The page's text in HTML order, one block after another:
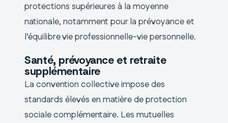
protections supérieures à la moyenne
nationale, notamment pour la prévoyance et
l’équilibre vie professionnelle-vie personnelle.
Santé, prévoyance et retraite
supplémentaire
La convention collective impose des
standards élevés en matière de protection
sociale complémentaire. Les mutuelles